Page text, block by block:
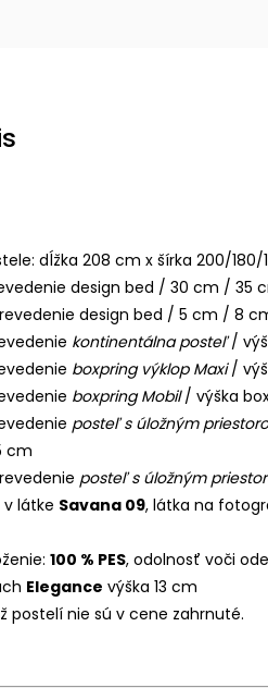
dĺžka 208 cm x šírka 200/180/
design bed / 30 cm / 35
design bed / 5 cm / 8
kontinentálna posteľ/
boxpring výklop Maxi/
boxpring Mobil/ výška
posteľ s úložným
cm
posteľ s úložným
látke Savana 09, látka na
100 % PES, odolnosť voči
Elegance výška 13 cm
postelí nie sú v cene zahrnuté.